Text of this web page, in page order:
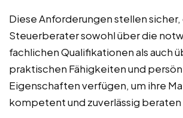
Diese Anforderungen stellen sicher,
Steuerberater sowohl über die
fachlichen Qualifikationen als auch
praktischen Fähigkeiten und
Eigenschaften verfügen, um ihre
kompetent und zuverlässig beraten